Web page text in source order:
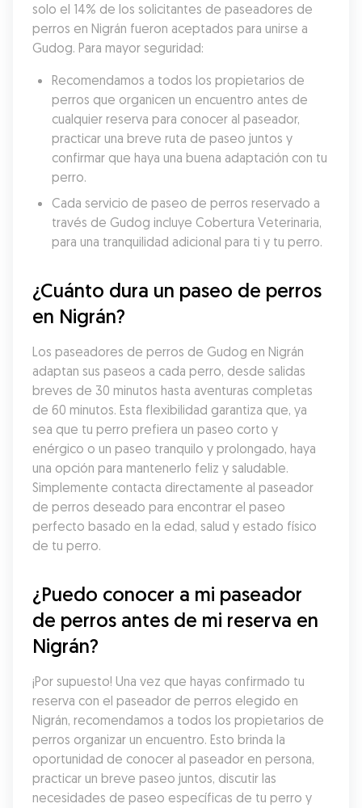
solo el 14% de los solicitantes de paseadores de
perros en Nigrán fueron aceptados para unirse a
Gudog. Para mayor seguridad:
Recomendamos a todos los propietarios de
perros que organicen un encuentro antes de
cualquier reserva para conocer al paseador,
practicar una breve ruta de paseo juntos y
confirmar que haya una buena adaptación con tu
perro.
Cada servicio de paseo de perros reservado a
través de Gudog incluye Cobertura Veterinaria,
para una tranquilidad adicional para ti y tu perro.
¿Cuánto dura un paseo de perros
en Nigrán?
Los paseadores de perros de Gudog en Nigrán
adaptan sus paseos a cada perro, desde salidas
breves de 30 minutos hasta aventuras completas
de 60 minutos. Esta flexibilidad garantiza que, ya
sea que tu perro prefiera un paseo corto y
enérgico o un paseo tranquilo y prolongado, haya
una opción para mantenerlo feliz y saludable.
Simplemente contacta directamente al paseador
de perros deseado para encontrar el paseo
perfecto basado en la edad, salud y estado físico
de tu perro.
¿Puedo conocer a mi paseador
de perros antes de mi reserva en
Nigrán?
¡Por supuesto! Una vez que hayas confirmado tu
reserva con el paseador de perros elegido en
Nigrán, recomendamos a todos los propietarios de
perros organizar un encuentro. Esto brinda la
oportunidad de conocer al paseador en persona,
practicar un breve paseo juntos, discutir las
necesidades de paseo específicas de tu perro y